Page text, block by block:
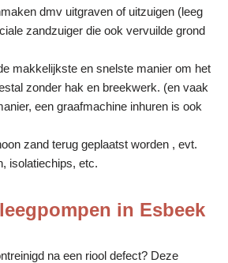
dmv uitgraven of uitzuigen (leeg
zandzuiger die ook vervuilde grond
makkelijkste en snelste manier om het
zonder hak en breekwerk. (en vaak
een graafmachine inhuren is ook
zand terug geplaatst worden , evt.
isolatiechips, etc.
in Esbeek
na een riool defect? Deze